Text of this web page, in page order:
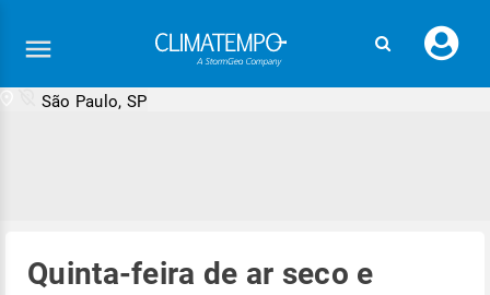
seu
São Paulo, SP
Quinta-feira de ar seco e